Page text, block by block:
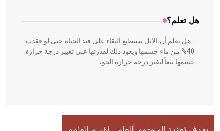
هل تعلم؟
- هل تعلم أن الإبل تستطيع البقاء على قيد الحياة حتى لو فقدت
40% من ماء جسمها ويعود ذلك لقدرتها على تغيير درجة حرارة
جسمها تبعاً لتغير درجة حرارة الجو،
- هل تعلم أن أبقراط كتب في الطب أربعة مؤلفات هي:
الحكم، الأدلة، تنظيم التغذية، ورسالته في جروح الرأس. ويعود